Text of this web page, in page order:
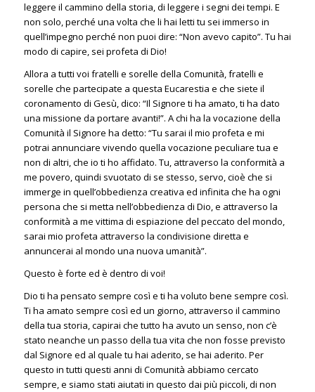
leggere il cammino della storia, di leggere i segni dei tempi. E
non solo, perché una volta che li hai letti tu sei immerso in
quell’impegno perché non puoi dire: “Non avevo capito”. Tu hai
modo di capire, sei profeta di Dio!
Allora a tutti voi fratelli e sorelle della Comunità, fratelli e
sorelle che partecipate a questa Eucarestia e che siete il
coronamento di Gesù, dico: “Il Signore ti ha amato, ti ha dato
una missione da portare avanti!”. A chi ha la vocazione della
Comunità il Signore ha detto: “Tu sarai il mio profeta e mi
potrai annunciare vivendo quella vocazione peculiare tua e
non di altri, che io ti ho affidato. Tu, attraverso la conformità a
me povero, quindi svuotato di se stesso, servo, cioè che si
immerge in quell’obbedienza creativa ed infinita che ha ogni
persona che si metta nell’obbedienza di Dio, e attraverso la
conformità a me vittima di espiazione del peccato del mondo,
sarai mio profeta attraverso la condivisione diretta e
annuncerai al mondo una nuova umanità”.
Questo è forte ed è dentro di voi!
Dio ti ha pensato sempre così e ti ha voluto bene sempre così.
Ti ha amato sempre così ed un giorno, attraverso il cammino
della tua storia, capirai che tutto ha avuto un senso, non c’è
stato neanche un passo della tua vita che non fosse previsto
dal Signore ed al quale tu hai aderito, se hai aderito. Per
questo in tutti questi anni di Comunità abbiamo cercato
sempre, e siamo stati aiutati in questo dai più piccoli, di non